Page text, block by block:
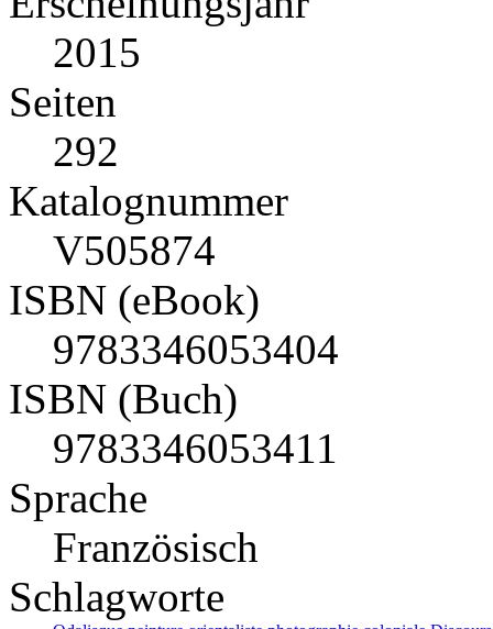
2015
Seiten
292
Katalognummer
V505874
ISBN (eBook)
9783346053404
ISBN (Buch)
9783346053411
Sprache
Französisch
Schlagworte